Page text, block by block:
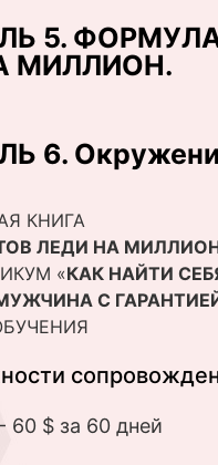
5.
МИЛЛИОН.
6.
КНИГА
ЛЕДИ НА
«КАК НАЙТИ
С
60 $ за 60 дней